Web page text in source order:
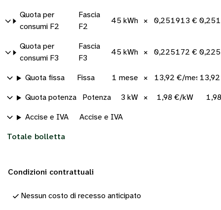
Quota per
consumi F2
Fascia
F2
45 kWh × 0,251913 €/kWh
Quota per
consumi F3
Fascia
F3
45 kWh × 0,225172 €/kWh
Quota fissa Fissa 1 mese × 13,92 €/mese
Quota potenza Potenza 3 kW × 1,98 €/kW
Accise e IVA Accise e IVA
Totale bolletta
Condizioni contrattuali
Nessun costo di recesso anticipato